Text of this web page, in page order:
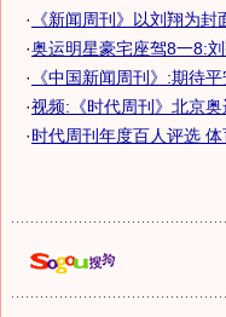
· 《新闻周刊》以刘翔为封
·奥运明星豪宅座驾8一8:
· 《中国新闻周刊》:期待
·视频:《时代周刊》北京
·时代周刊年度百人评选 体